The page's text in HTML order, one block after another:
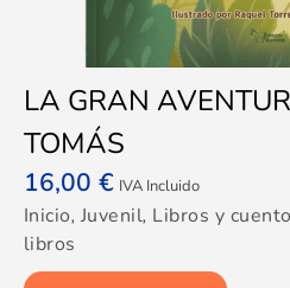
LA GRAN
TOMÁS
16,00 € IVA Incluido
Inicio, Juvenil, Libros y
libros